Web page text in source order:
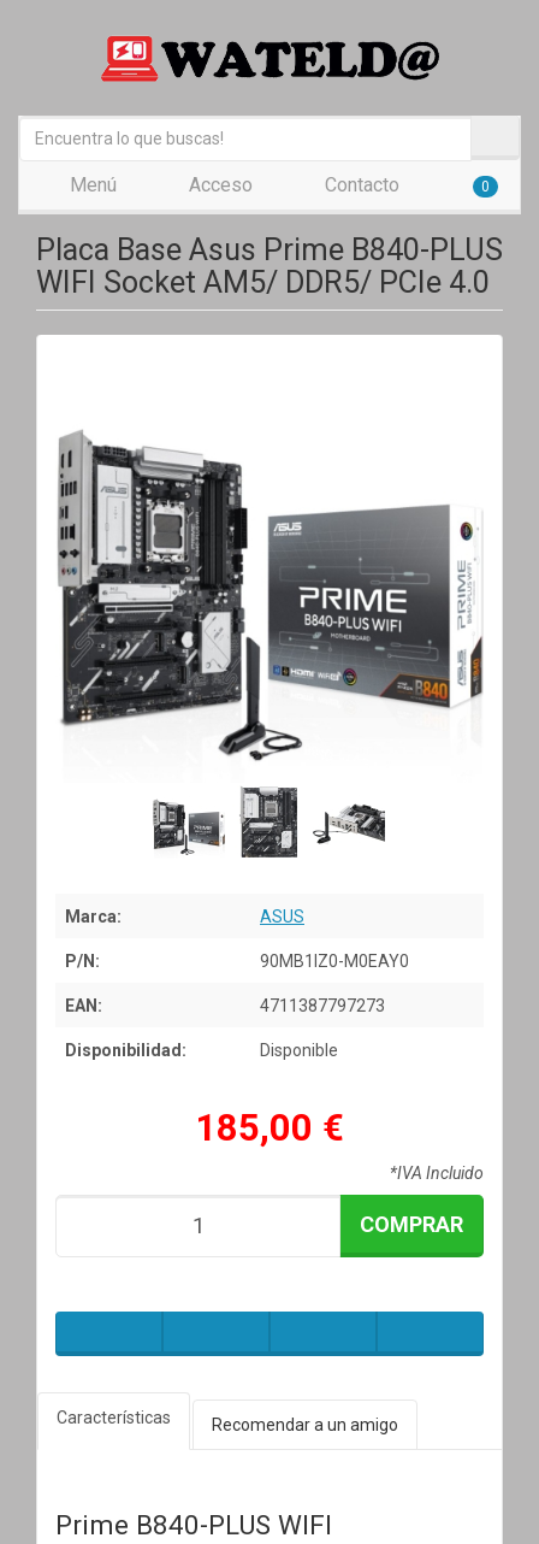
Menú Acceso Contacto 0
Placa Base Asus Prime B840-PLUS
WIFI Socket AM5/ DDR5/ PCIe 4.0
Marca: ASUS
P/N: 90MB1IZ0-M0EAY0
EAN: 4711387797273
Disponibilidad: Disponible
185,00 €
*IVA Incluido
COMPRAR
Características Recomendar a un amigo
Prime B840-PLUS WIFI